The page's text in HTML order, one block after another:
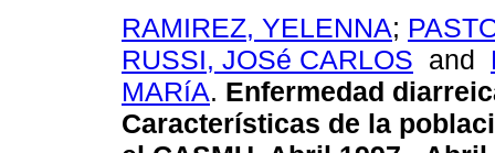
RAMIREZ, YELENNA;
RUSSI, JOSé CARLOS and
MARíA. Enfermedad
Características de la